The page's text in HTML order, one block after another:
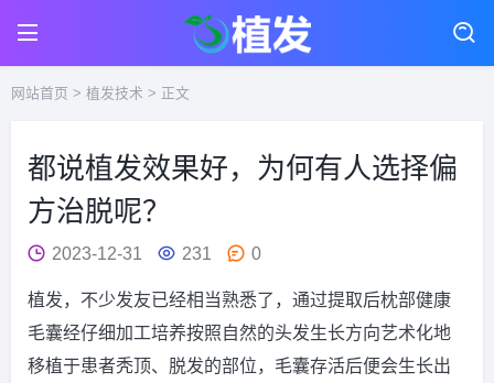
网站首页 > 植发技术 > 正文
都说植发效果好，为何有人选择偏
方治脱呢？
2023-12-31 231 0
植发，不少发友已经相当熟悉了，通过提取后枕部健康
毛囊经仔细加工培养按照自然的头发生长方向艺术化地
移植于患者秃顶、脱发的部位，毛囊存活后便会生长出